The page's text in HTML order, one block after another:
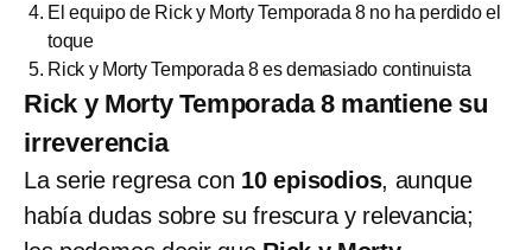
El equipo de Rick y Morty Temporada 8 no ha perdido el
toque
Rick y Morty Temporada 8 es demasiado continuista
Rick y Morty Temporada 8 mantiene su
irreverencia
La serie regresa con 10 episodios, aunque
había dudas sobre su frescura y relevancia;